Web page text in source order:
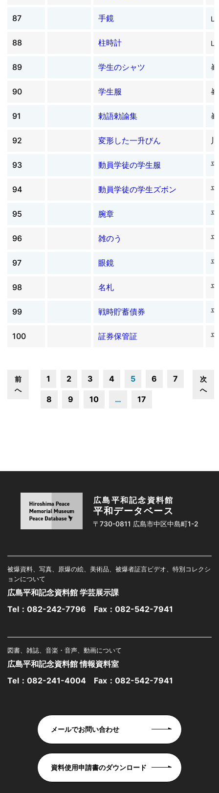
87 手鏡
88 柱時計
89 学生のシャツ
90 学生服
91 勅語勅諭集
92 変形した一升びん
93 動員学徒の学生服
94 動員学徒の学生ズボン
95 腕章
96 雑のう
97 眼鏡
98 名札
99 戦時貯蓄債券
100 証券保管証
前
へ
1 2 3 4 5 6 7
8 9 10 … 17
次
へ
広島平和記念資料館
平和データベース
〒730-0811 広島市中区中島町1-2
被爆資料、写真、原爆の絵、美術品、被爆者証言ビデオ、特別コレクシ
ョンについて
広島平和記念資料館 学芸展示課
Tel： 082-242-7796 Fax：082-542-7941
図書、雑誌、音楽・音声、動画について
広島平和記念資料館 情報資料室
Tel： 082-241-4004 Fax：082-542-7941
メールでお問い合わせ
資料使用申請書のダウンロード